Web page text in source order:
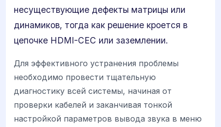
несуществующие дефекты матрицы или
динамиков, тогда как решение кроется в
цепочке HDMI-CEC или заземлении.
Для эффективного устранения проблемы
необходимо провести тщательную
диагностику всей системы, начиная от
проверки кабелей и заканчивая тонкой
настройкой параметров вывода звука в меню